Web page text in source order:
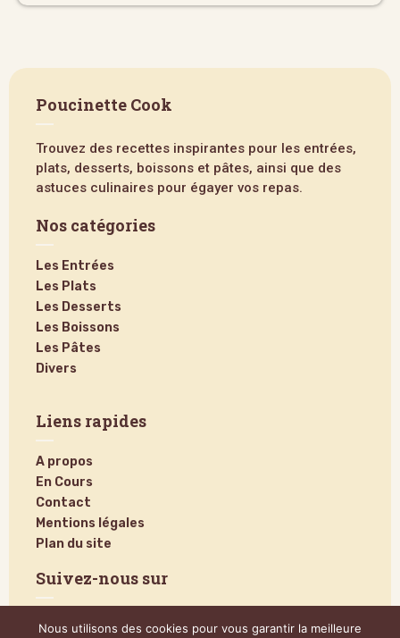
Poucinette Cook
Trouvez des recettes inspirantes pour les entrées,
plats, desserts, boissons et pâtes, ainsi que des
astuces culinaires pour égayer vos repas.
Nos catégories
Les Entrées
Les Plats
Les Desserts
Les Boissons
Les Pâtes
Divers
Liens rapides
A propos
En Cours
Contact
Mentions légales
Plan du site
Suivez-nous sur
Nous utilisons des cookies pour vous garantir la meilleure